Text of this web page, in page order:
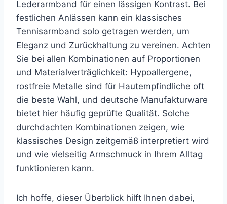
Lederarmband für einen lässigen Kontrast. Bei
festlichen Anlässen kann ein klassisches
Tennisarmband solo getragen werden, um
Eleganz und Zurückhaltung zu vereinen. Achten
Sie bei allen Kombinationen auf Proportionen
und Materialverträglichkeit: Hypoallergene,
rostfreie Metalle sind für Hautempfindliche oft
die beste Wahl, und deutsche Manufakturware
bietet hier häufig geprüfte Qualität. Solche
durchdachten Kombinationen zeigen, wie
klassisches Design zeitgemäß interpretiert wird
und wie vielseitig Armschmuck in Ihrem Alltag
funktionieren kann.
Ich hoffe, dieser Überblick hilft Ihnen dabei,